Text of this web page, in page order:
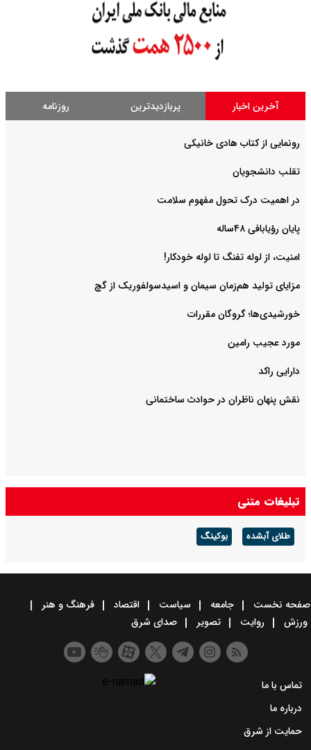
آخرین اخبار پربازدیدترین روزنامه
رونمایی از کتاب هادی خانیکی
‌تقلب دانشجویان
در اهمیت درک تحول مفهوم سلامت
پایان رؤیابافی ۴۸ساله
امنیت، از لوله تفنگ تا ‌لوله خودکار!
مزایای تولید هم‌زمان سیمان و اسیدسولفوریک از گچ
خورشیدی‌ها؛ گروگان مقررات
مورد عجیب رامین
دارایی راکد
نقش پنهان ناظران در حوادث ساختمانی
تبلیغات متنی
طلای آبشده بوکینگ
صفحه نخست جامعه سیاست اقتصاد
فرهنگ و هنر
ورزش
روایت تصویر صدای شرق
تماس با ما
درباره ما
حمایت از شرق